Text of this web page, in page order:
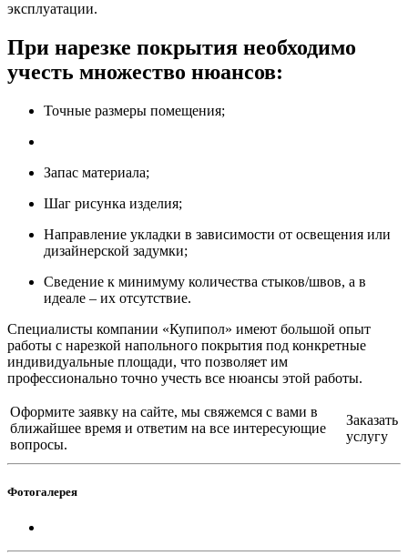
эксплуатации.
При нарезке покрытия необходимо
учесть множество нюансов:
Точные размеры помещения;
Запас материала;
Шаг рисунка изделия;
Направление укладки в зависимости от освещения или
дизайнерской задумки;
Сведение к минимуму количества стыков/швов, а в
идеале – их отсутствие.
Специалисты компании «Купипол» имеют большой опыт
работы с нарезкой напольного покрытия под конкретные
индивидуальные площади, что позволяет им
профессионально точно учесть все нюансы этой работы.
Оформите заявку на сайте, мы свяжемся с вами в
ближайшее время и ответим на все интересующие
вопросы.
Заказать
услугу
Фотогалерея